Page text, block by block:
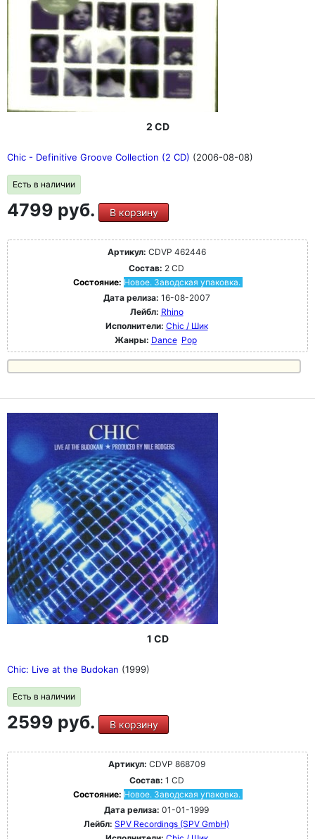
2 CD
Chic - Definitive Groove Collection (2 CD) (2006-08-08)
Есть в наличии
4799 руб. В корзину
Артикул: CDVP 462446
Состав: 2 CD
Состояние: Новое. Заводская упаковка.
Дата релиза: 16-08-2007
Лейбл: Rhino
Исполнители: Chic / Шик
Жанры: Dance Pop
1 CD
Chic: Live at the Budokan (1999)
Есть в наличии
2599 руб. В корзину
Артикул: CDVP 868709
Состав: 1 CD
Состояние: Новое. Заводская упаковка.
Дата релиза: 01-01-1999
Лейбл: SPV Recordings (SPV GmbH)